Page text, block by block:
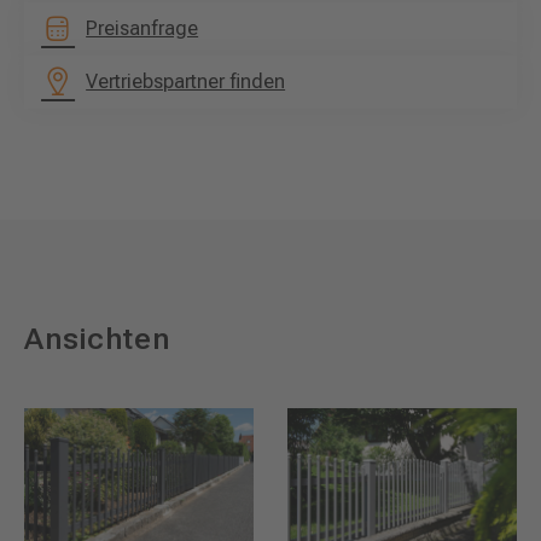
Preisanfrage
Vertriebspartner finden
Ansichten